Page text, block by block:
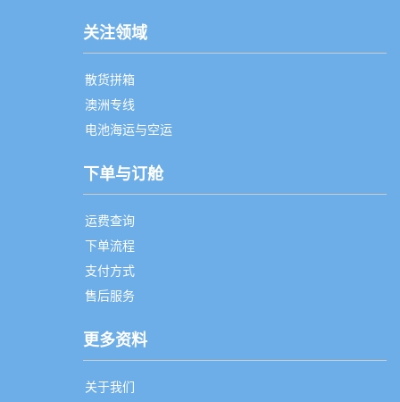
关注领域
散货拼箱
澳洲专线
电池海运与空运
下单与订舱
运费查询
下单流程
支付方式
售后服务
更多资料
关于我们